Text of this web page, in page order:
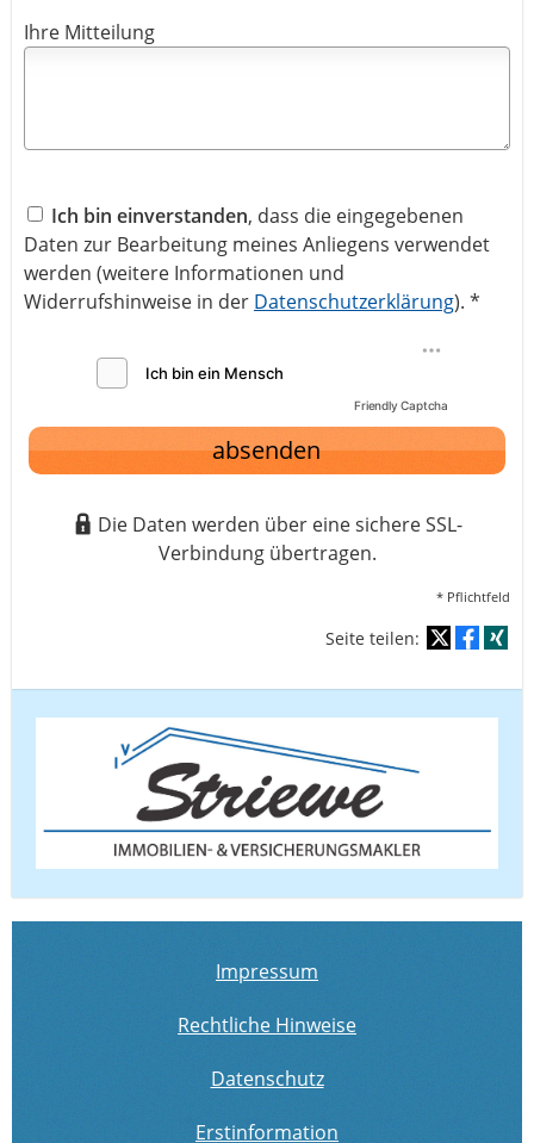
Ihre Mitteilung
Ich bin einverstanden, dass die eingegebenen
Daten zur Bearbeitung meines Anliegens verwendet
werden (weitere Informationen und
Widerrufshinweise in der Datenschutzerklärung). *
Friendly Captcha
absenden
Die Daten werden über eine sichere SSL-
Verbindung übertragen.
* Pflichtfeld
Seite teilen:
Impressum
Rechtliche Hinweise
Datenschutz
Erstinformation